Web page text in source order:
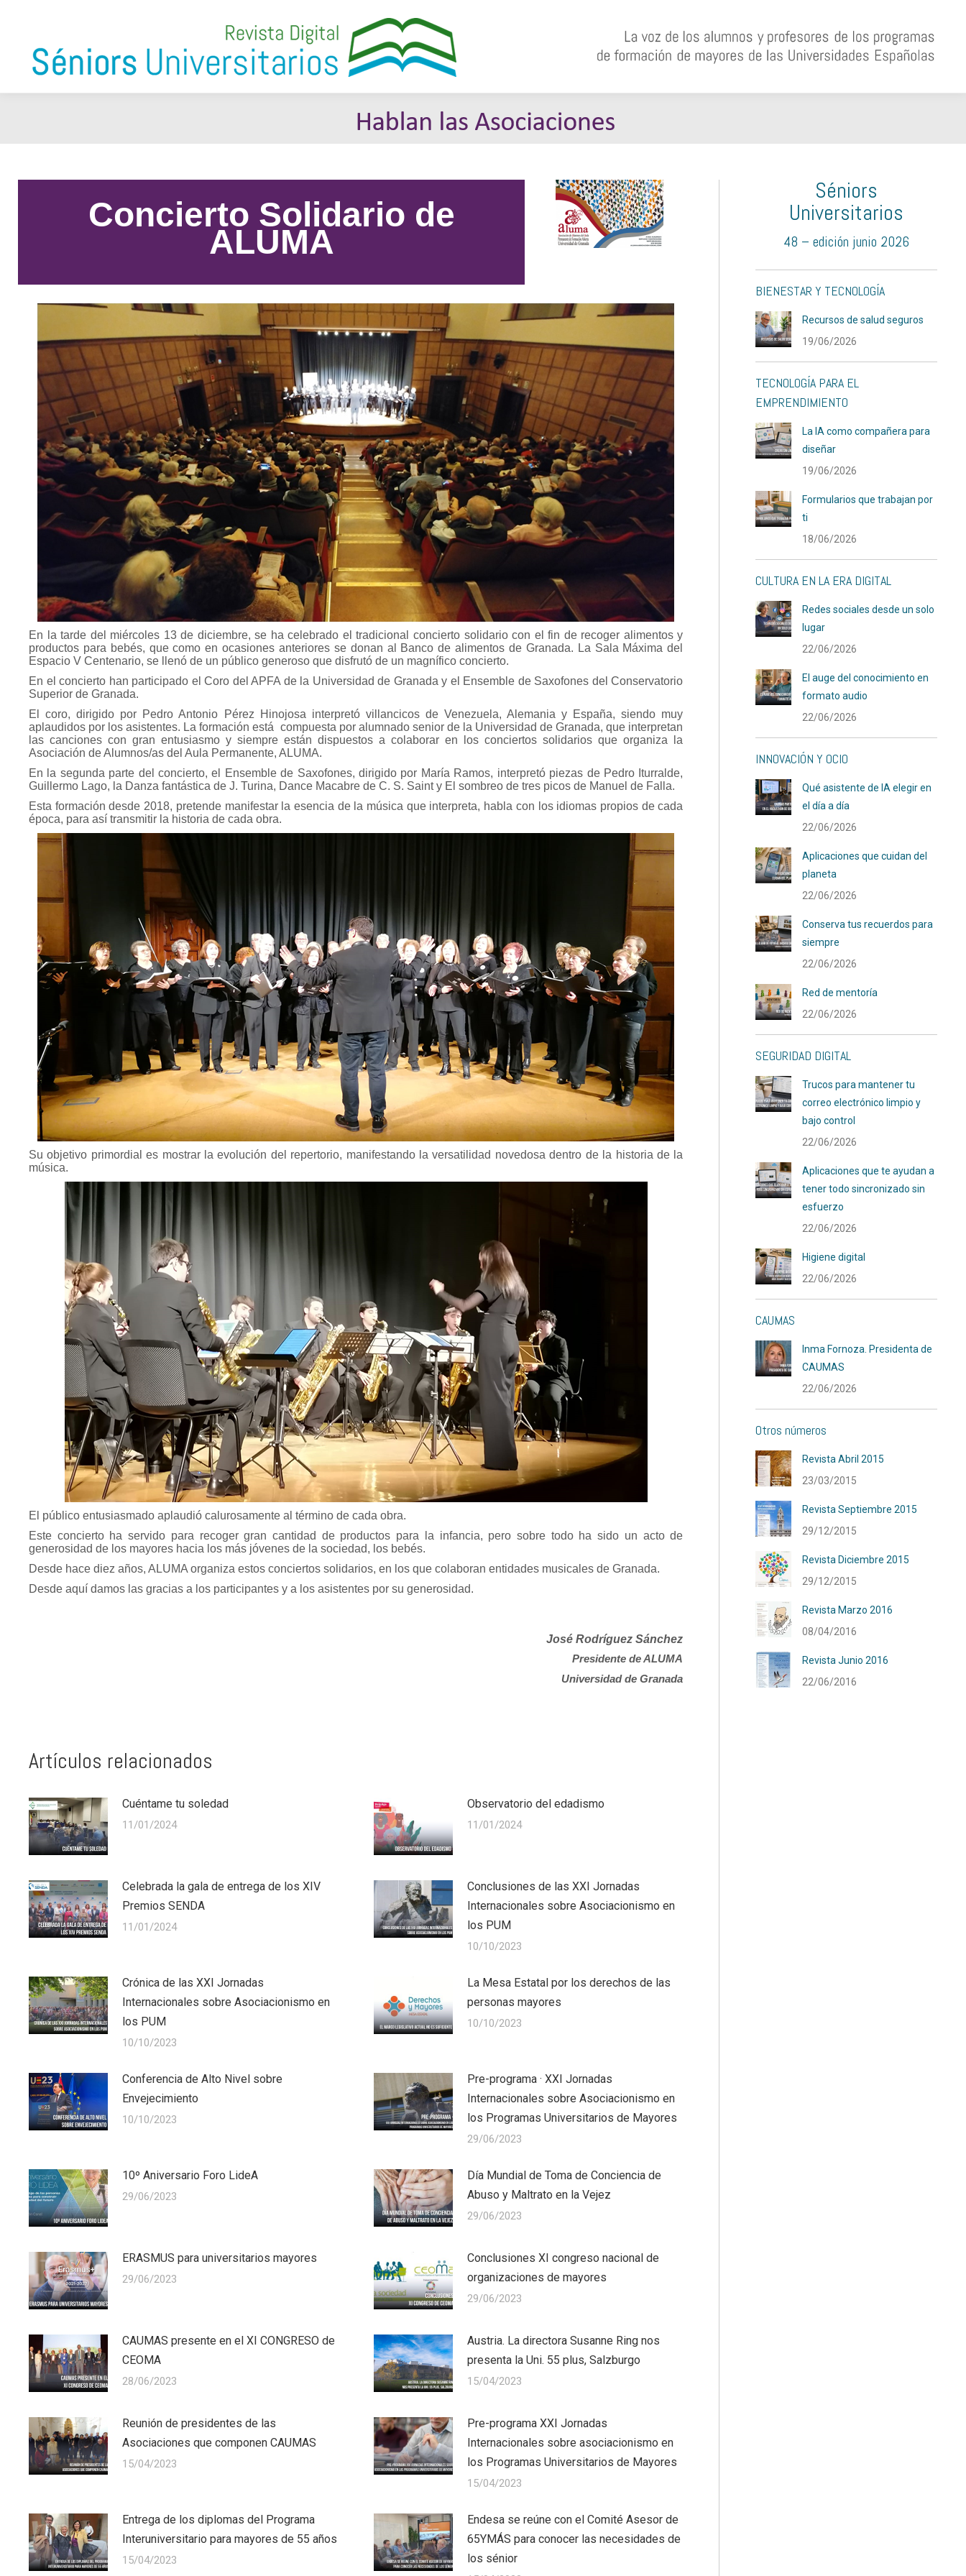
Concierto Solidario de
ALUMA
En la tarde del miércoles 13 de diciembre, se ha celebrado el tradicional concierto solidario con el fin de recoger alimentos y
productos para bebés, que como en ocasiones anteriores se donan al Banco de alimentos de Granada. La Sala Máxima del
Espacio V Centenario, se llenó de un público generoso que disfrutó de un magnífico concierto.
En el concierto han participado el Coro del APFA de la Universidad de Granada y el Ensemble de Saxofones del Conservatorio
Superior de Granada.
El coro, dirigido por Pedro Antonio Pérez Hinojosa interpretó villancicos de Venezuela, Alemania y España, siendo muy
aplaudidos por los asistentes. La formación está compuesta por alumnado senior de la Universidad de Granada, que interpretan
las canciones con gran entusiasmo y siempre están dispuestos a colaborar en los conciertos solidarios que organiza la
Asociación de Alumnos/as del Aula Permanente, ALUMA.
En la segunda parte del concierto, el Ensemble de Saxofones, dirigido por María Ramos, interpretó piezas de Pedro Iturralde,
Guillermo Lago, la Danza fantástica de J. Turina, Dance Macabre de C. S. Saint y El sombreo de tres picos de Manuel de Falla.
Esta formación desde 2018, pretende manifestar la esencia de la música que interpreta, habla con los idiomas propios de cada
época, para así transmitir la historia de cada obra.
Su objetivo primordial es mostrar la evolución del repertorio, manifestando la versatilidad novedosa dentro de la historia de la
música.
El público entusiasmado aplaudió calurosamente al término de cada obra.
Este concierto ha servido para recoger gran cantidad de productos para la infancia, pero sobre todo ha sido un acto de
generosidad de los mayores hacia los más jóvenes de la sociedad, los bebés.
Desde hace diez años, ALUMA organiza estos conciertos solidarios, en los que colaboran entidades musicales de Granada.
Desde aquí damos las gracias a los participantes y a los asistentes por su generosidad.
José Rodríguez Sánchez
Presidente de ALUMA
Universidad de Granada
Artículos relacionados
Cuéntame tu soledad
11/01/2024
Observatorio del edadismo
11/01/2024
Celebrada la gala de entrega de los XIV
Premios SENDA
11/01/2024
Conclusiones de las XXI Jornadas
Internacionales sobre Asociacionismo en
los PUM
10/10/2023
Crónica de las XXI Jornadas
Internacionales sobre Asociacionismo en
los PUM
10/10/2023
La Mesa Estatal por los derechos de las
personas mayores
10/10/2023
Conferencia de Alto Nivel sobre
Envejecimiento
10/10/2023
Pre-programa · XXI Jornadas
Internacionales sobre Asociacionismo en
los Programas Universitarios de Mayores
29/06/2023
10º Aniversario Foro LideA
29/06/2023
Día Mundial de Toma de Conciencia de
Abuso y Maltrato en la Vejez
29/06/2023
ERASMUS para universitarios mayores
29/06/2023
Conclusiones XI congreso nacional de
organizaciones de mayores
29/06/2023
CAUMAS presente en el XI CONGRESO de
CEOMA
28/06/2023
Austria. La directora Susanne Ring nos
presenta la Uni. 55 plus, Salzburgo
15/04/2023
Reunión de presidentes de las
Asociaciones que componen CAUMAS
15/04/2023
Pre-programa XXI Jornadas
Internacionales sobre asociacionismo en
los Programas Universitarios de Mayores
15/04/2023
Entrega de los diplomas del Programa
Interuniversitario para mayores de 55 años
15/04/2023
Endesa se reúne con el Comité Asesor de
65YMÁS para conocer las necesidades de
los sénior
Séniors
Universitarios
48 – edición junio 2026
BIENESTAR Y TECNOLOGÍA
Recursos de salud seguros
19/06/2026
TECNOLOGÍA PARA EL
EMPRENDIMIENTO
La IA como compañera para
diseñar
19/06/2026
Formularios que trabajan por
ti
18/06/2026
CULTURA EN LA ERA DIGITAL
Redes sociales desde un solo
lugar
22/06/2026
El auge del conocimiento en
formato audio
22/06/2026
INNOVACIÓN Y OCIO
Qué asistente de IA elegir en
el día a día
22/06/2026
Aplicaciones que cuidan del
planeta
22/06/2026
Conserva tus recuerdos para
siempre
22/06/2026
Red de mentoría
22/06/2026
SEGURIDAD DIGITAL
Trucos para mantener tu
correo electrónico limpio y
bajo control
22/06/2026
Aplicaciones que te ayudan a
tener todo sincronizado sin
esfuerzo
22/06/2026
Higiene digital
22/06/2026
CAUMAS
Inma Fornoza. Presidenta de
CAUMAS
22/06/2026
Otros números
Revista Abril 2015
23/03/2015
Revista Septiembre 2015
29/12/2015
Revista Diciembre 2015
29/12/2015
Revista Marzo 2016
08/04/2016
Revista Junio 2016
22/06/2016